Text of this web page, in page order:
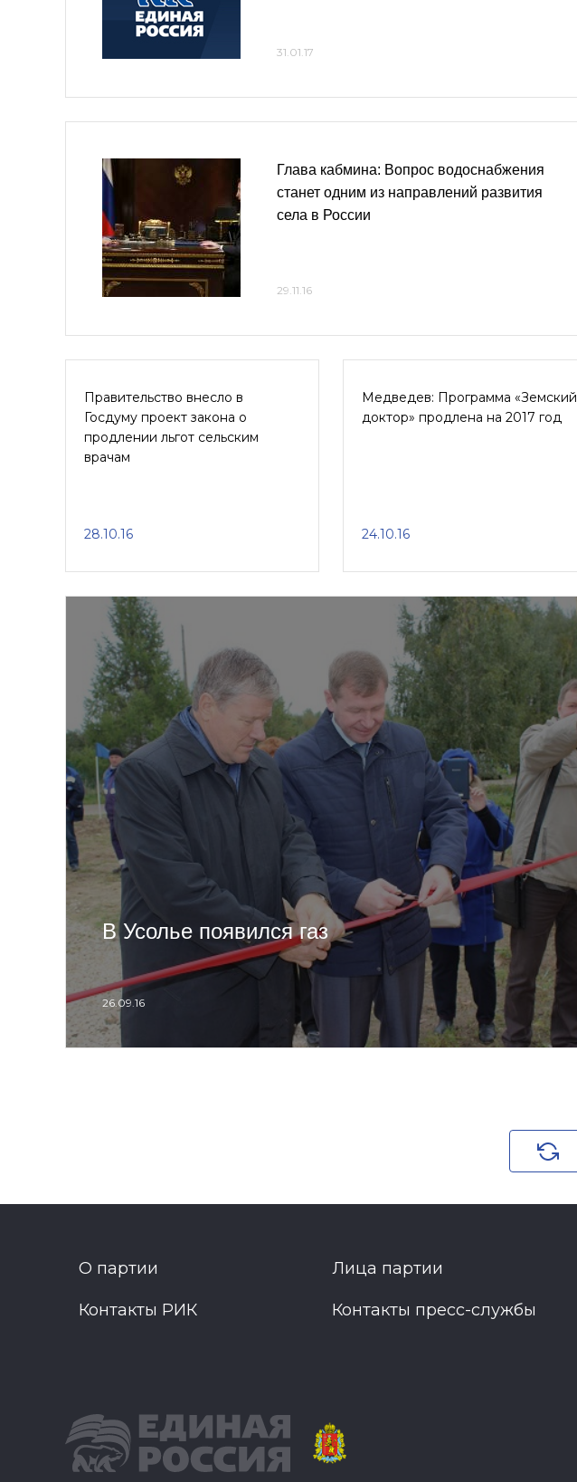
31.01.17
Глава кабмина: Вопрос водоснабжения
станет одним из направлений развития
села в России
29.11.16
Правительство внесло в
Госдуму проект закона о
продлении льгот сельским
врачам
28.10.16
Медведев: Программа «Земский
доктор» продлена на 2017 год
24.10.16
В Усолье появился газ
26.09.16
О партии Лица партии
Контакты РИК Контакты пресс-службы